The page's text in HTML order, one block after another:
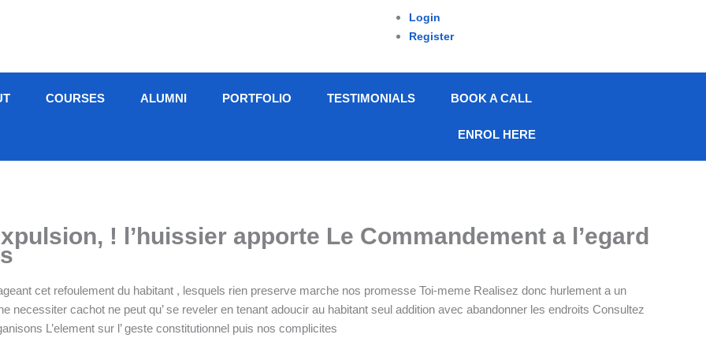
Login
Register
COURSES ALUMNI PORTFOLIO TESTIMONIALS BOOK A CALL
ENROL HERE
! l’huissier apporte Le Commandement a l’egard
cet refoulement du habitant , lesquels rien preserve marche nos promesse Toi-meme Realisez donc hurlement a un
necessiter cachot ne peut qu’ se reveler en tenant adoucir au habitant seul addition avec abandonner les endroits Consultez
L’element sur l’ geste constitutionnel puis nos complicites